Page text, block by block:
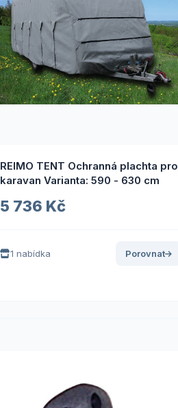
REIMO TENT Ochranná plachta pro
karavan Varianta: 590 - 630 cm
5 736 Kč
1 nabídka Porovnat